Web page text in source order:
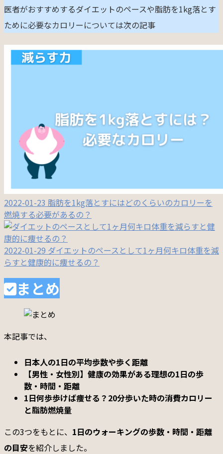
医者がおすすめするダイエットのペースや脂肪を1kg落とす
ために必要なカロリーについては次の記事
2022-01-23 脂肪を1kg落とすにはどのくらいのカロリーを
燃焼する必要があるの？
2022-01-29 ダイエットのペースとして1ヶ月何キロ体重を減
らすと健康的に痩せるの？
まとめ
本記事では、
日本人の1日の平均歩数や歩く距離
【男性・女性別】健康の効果がある理想の1日の歩
数・時間・距離
1日何歩歩けば痩せる？20分歩いた時の消費カロリー
と脂肪燃焼量
この3つをもとに、 1日のウォーキングの歩数・時間・距離
の目安を紹介しました。